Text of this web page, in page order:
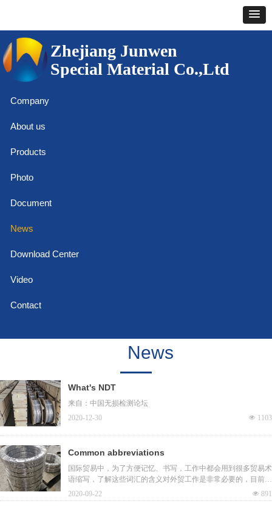
Company
About us
Products
Photo
Document
News
Download Center
Video
Contact
Zhejiang Junwen
Special Material Co.,Ltd
What's NDT
来自：中国无损检测论坛
넶 1103
2020-12-30
Common abbreviations
国际贸易中，为了方便记忆、书写，工作中都会用到很多贸易术
语缩写，了解这些词汇的含义对外贸工作是非常必要的，目前共
整理了A~Z组300多个常用词汇缩写，比如CIF、FOB、A.R等，
每个词都具有详细的中英文对照，可以进行快速查询搜索。
넶 891
2020-09-22
News